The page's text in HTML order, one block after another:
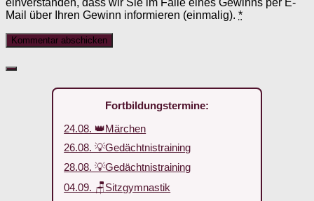
einverstanden, dass wir Sie im Falle eines Gewinns per E-
Mail über Ihren Gewinn informieren (einmalig). *
Fortbildungstermine:
24.08. 👑Märchen
26.08. 💡Gedächtnistraining
28.08. 💡Gedächtnistraining
04.09. 🪑Sitzgymnastik